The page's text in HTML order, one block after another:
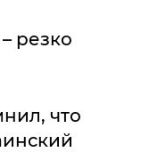
– резко
что